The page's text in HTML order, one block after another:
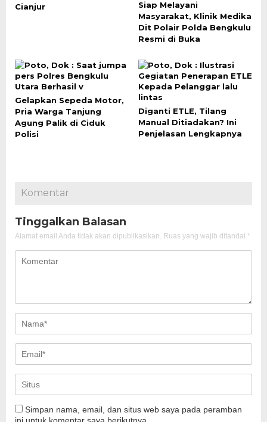
Cianjur
Siap Melayani
Masyarakat, Klinik Medika
Dit Polair Polda Bengkulu
Resmi di Buka
Gelapkan Sepeda Motor,
Pria Warga Tanjung
Agung Palik di Ciduk
Polisi
Diganti ETLE, Tilang
Manual Ditiadakan? Ini
Penjelasan Lengkapnya
Komentar
Tinggalkan Balasan
Alamat email Anda tidak akan dipublikasikan. Ruas yang wajib ditandai *
Simpan nama, email, dan situs web saya pada peramban